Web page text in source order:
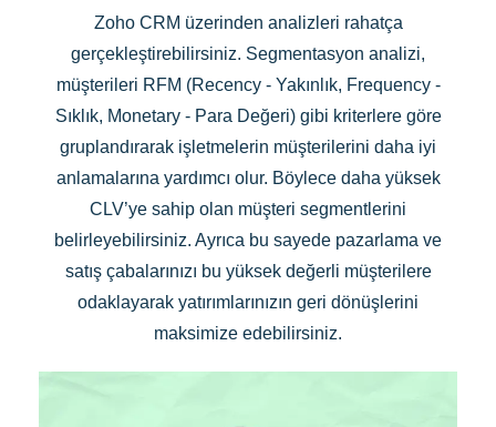
Zoho CRM üzerinden analizleri rahatça
gerçekleştirebilirsiniz. Segmentasyon analizi,
müşterileri RFM (Recency - Yakınlık, Frequency -
Sıklık, Monetary - Para Değeri) gibi kriterlere göre
gruplandırarak işletmelerin müşterilerini daha iyi
anlamalarına yardımcı olur. Böylece daha yüksek
CLV’ye sahip olan müşteri segmentlerini
belirleyebilirsiniz. Ayrıca bu sayede pazarlama ve
satış çabalarınızı bu yüksek değerli müşterilere
odaklayarak yatırımlarınızın geri dönüşlerini
maksimize edebilirsiniz.